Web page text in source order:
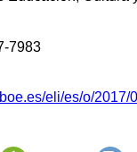
7983
eli/es/o/2017/